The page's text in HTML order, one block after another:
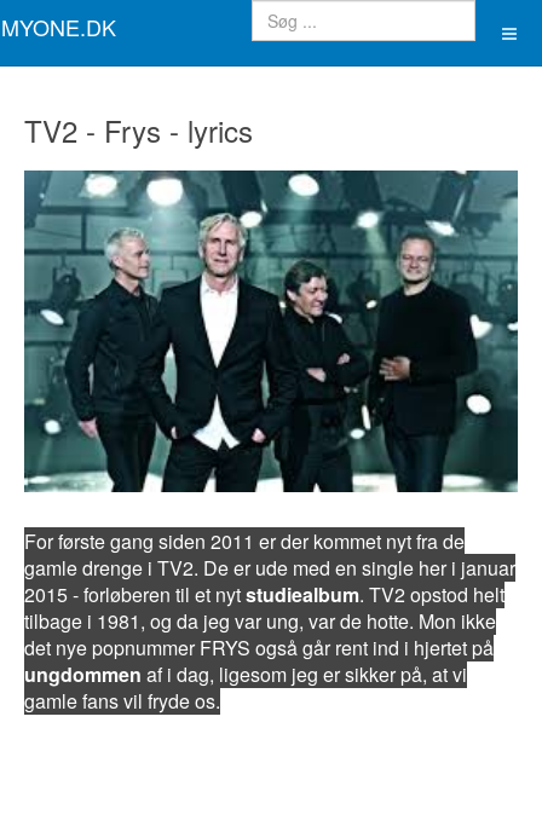
MYONE.DK
TV2 - Frys - lyrics
For første gang siden 2011 er der kommet nyt fra de
gamle drenge i TV2. De er ude med en single her i januar
2015 - forløberen til et nytstudiealbum. TV2 opstod helt
tilbage i 1981, og da jeg var ung, var de hotte. Mon ikke
det nye popnummer FRYS også går rent ind i hjertet på
ungdommen af i dag, ligesom jeg er sikker på, at vi
gamle fans vil fryde os.